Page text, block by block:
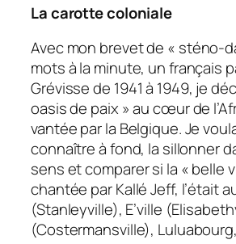
La carotte coloniale
Avec mon brevet de « sténo-
mots à la minute, un français
Grévisse de 1941 à 1949, je
oasis de paix » au cœur de
vantée par la Belgique. Je
connaître à fond, la sillonner
sens et comparer si la « belle
chantée par Kallé Jeff, l’était
(Stanleyville), E’ville
(Costermansville),